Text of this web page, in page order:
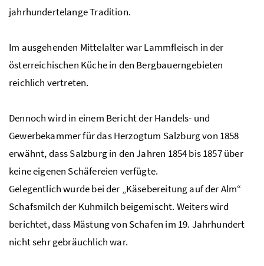
jahrhundertelange Tradition.
Im ausgehenden Mittelalter war Lammfleisch in der
österreichischen Küche in den Bergbauerngebieten
reichlich vertreten.
Dennoch wird in einem Bericht der Handels- und
Gewerbekammer für das Herzogtum Salzburg von 1858
erwähnt, dass Salzburg in den Jahren 1854 bis 1857 über
keine eigenen Schäfereien verfügte.
Gelegentlich wurde bei der „Käsebereitung auf der Alm“
Schafsmilch der Kuhmilch beigemischt. Weiters wird
berichtet, dass Mästung von Schafen im 19. Jahrhundert
nicht sehr gebräuchlich war.